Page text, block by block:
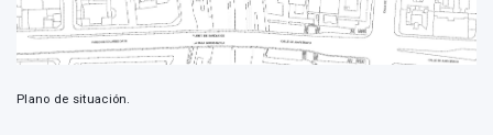
Plano de situación.